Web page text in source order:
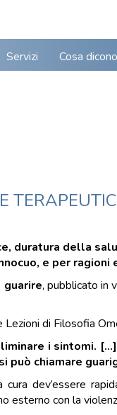
Servizi Cosa
duratura della
e per ragioni
guarire, pubblicato in
di Filosofia
i sintomi. […]
chiamare
cura dev’essere
esterno con la